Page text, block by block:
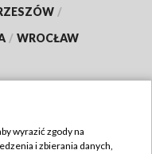
/
/ WROCŁAW
wyrazić zgody na
i zbierania danych,